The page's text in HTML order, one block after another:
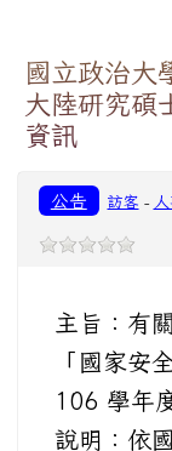
國立政治大
大陸研究碩
資訊
公告 訪客 -
主旨：有
「國家安
106 學年
說明：依